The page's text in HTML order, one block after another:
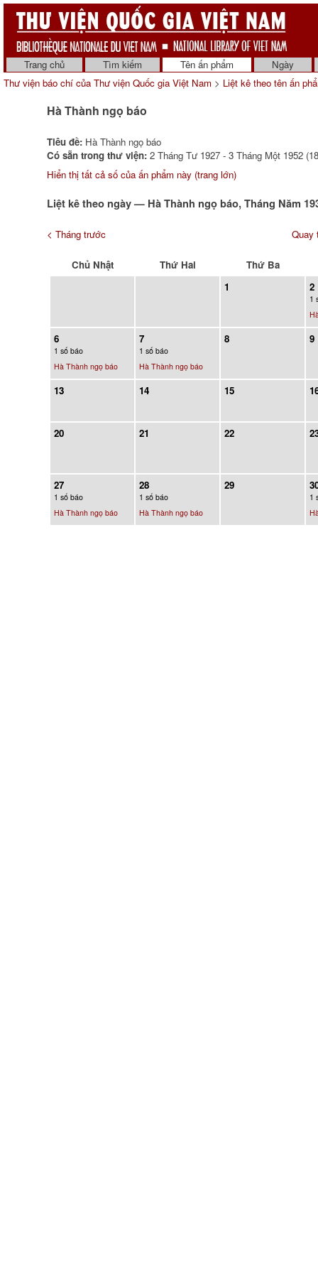
Trang chủ Tìm kiếm Tên ấn phẩm
Ngày
Thư viện báo chí của Thư viện Quốc gia Việt Nam > Liệt kê theo tên ấn
Hà Thành ngọ báo
Tiêu đề: Hà Thành ngọ báo
Có sẵn trong thư viện: 2 Tháng Tư 1927 - 3 Tháng Một 1952
Hiển thị tất cả số của ấn phẩm này (trang lớn)
Liệt kê theo ngày — Hà Thành ngọ báo, Tháng Năm
< Tháng trước Quay
Chủ Nhật Thứ Hai
Thứ Ba
1
2
1
6
1 số báo
Hà Thành ngọ báo
7
1 số báo
Hà Thành ngọ báo
8 9
13 14 15
20 21 22
27
1 số báo
Hà Thành ngọ báo
28
1 số báo
Hà Thành ngọ báo
29
1